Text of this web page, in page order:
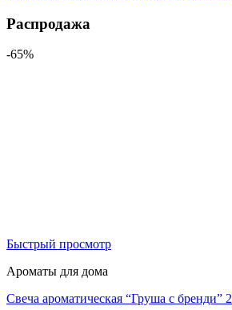
Распродажа
-65%
Быстрый просмотр
Ароматы для дома
Свеча ароматическая “Груша с бренди”